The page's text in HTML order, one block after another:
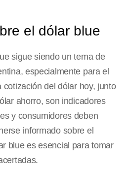
el dólar blue
sigue siendo un tema de
especialmente para el
del dólar hoy, junto
ahorro, son indicadores
y consumidores deben
informado sobre el
blue es esencial para tomar